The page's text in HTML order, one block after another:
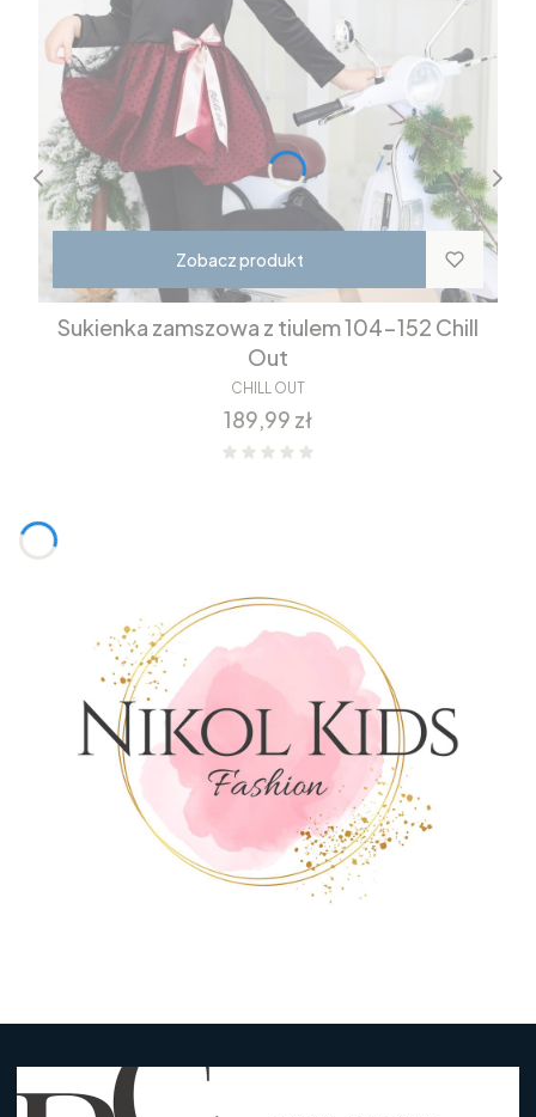
Zobacz produkt
Sukienka zamszowa z tiulem 104-152 Chill
Out
CHILL OUT
Cena
189,99 zł